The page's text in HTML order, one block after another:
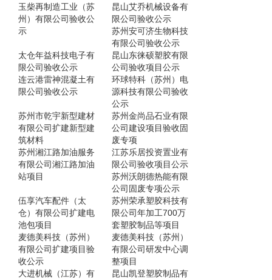
玉柴再制造工业（苏
州）有限公司验收公
示
昆山艾乔机械设备有
限公司验收公示
苏州安可济生物科技
有限公司验收公示
太仓年益科技电子有
限公司验收公示
昆山东徕硕塑胶有限
公司验收项目公示
连云港雷神混凝土有
限公司验收公示
环球特科（苏州）电
源科技有限公司验收
公示
苏州市乾宇新型建材
有限公司扩建新型建
筑材料
苏州金尚品石业有限
公司建设项目验收固
废专项
苏州湘江路加油服务
有限公司湘江路加油
站项目
江苏乐居投资置业有
限公司验收项目公示
苏州沃朗德热能有限
公司固废专项公示
伍享汽车配件（太
仓）有限公司扩建电
池包项目
苏州荣承塑胶科技有
限公司年加工700万
套塑胶制品等项目
麦德美科技（苏州）
有限公司扩建项目验
收公示
麦德美科技（苏州）
有限公司研发中心调
整项目
大进机械（江苏）有
昆山凯登塑胶制品有